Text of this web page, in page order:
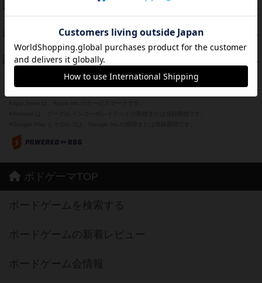
PT
紹介文あり 1件の投稿
PT
Bitter End ブタペスト救出作戦
42 PT
ドコジャン
ボドゲーマTOP
ボードゲームを検索する
ボードゲームの新着レビュー
ボードゲーム会情報